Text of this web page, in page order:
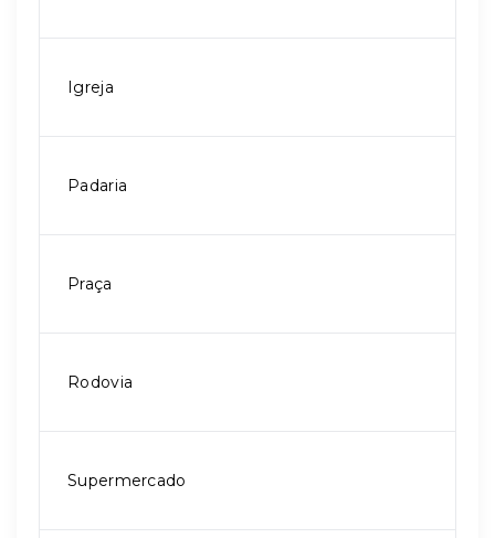
Igreja
Padaria
Praça
Rodovia
Supermercado